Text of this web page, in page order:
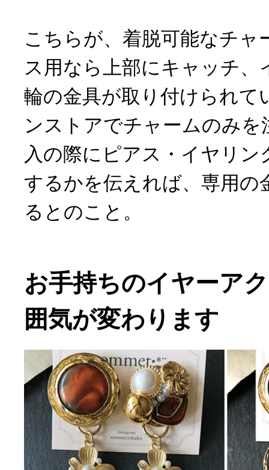
こちらが、着脱可能なチャ
ス用なら上部にキャッチ、
輪の金具が取り付けられて
ンストアでチャームのみを
入の際にピアス・イヤリ
するかを伝えれば、専用の
るとのこと。
お手持ちのイヤーア
囲気が変わります